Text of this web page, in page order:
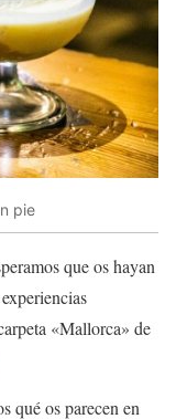
pie
que os hayan
«Mallorca» de
qué os parecen en